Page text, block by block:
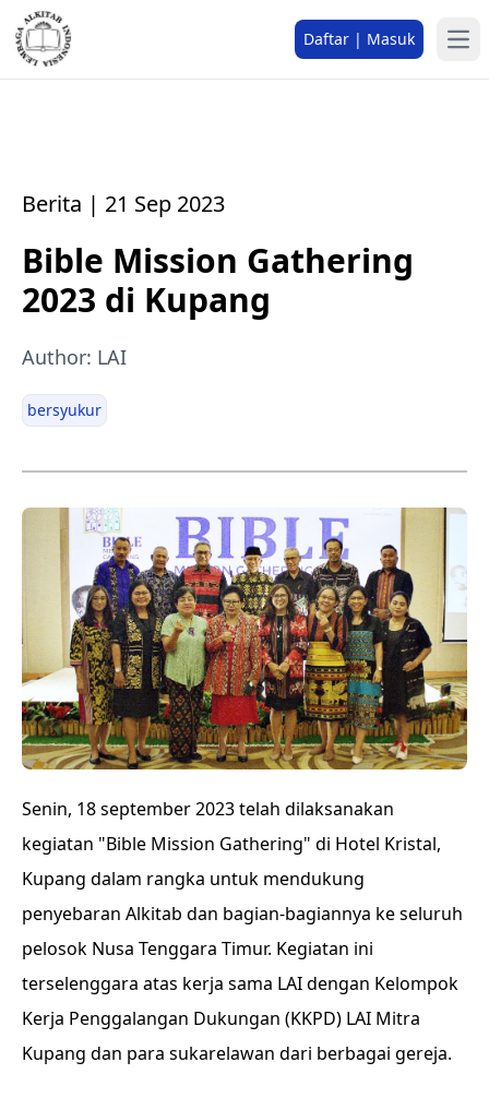
Daftar | Masuk
Berita | 21 Sep 2023
Bible Mission Gathering
2023 di Kupang
Author: LAI
bersyukur
Senin, 18 september 2023 telah dilaksanakan
kegiatan "Bible Mission Gathering" di Hotel Kristal,
Kupang dalam rangka untuk mendukung
penyebaran Alkitab dan bagian-bagiannya ke seluruh
pelosok Nusa Tenggara Timur. Kegiatan ini
terselenggara atas kerja sama LAI dengan Kelompok
Kerja Penggalangan Dukungan (KKPD) LAI Mitra
Kupang dan para sukarelawan dari berbagai gereja.